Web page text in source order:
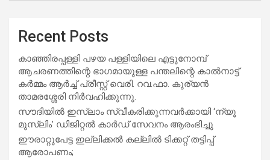
Recent Posts
കാഞ്ഞിരപ്പള്ളി പഴയ പള്ളിയിലെ എട്ടുനോമ്പ്
ആചരണത്തിന്റെ ഭാഗമായുള്ള പന്തലിന്റെ കാൽനാട്ട്
കർമ്മം ആർച്ച് പ്രീസ്റ്റ് വെരി. റവ.ഫാ. കുര്യൻ
താമരശ്ശേരി നിർവഹിക്കുന്നു.
സൗദിയില്‍ ഇസ്‌ലാം സ്വീകരിക്കുന്നവര്‍ക്കായി ‘ന്യൂ
മുസ്ലിം’ ഡിജിറ്റല്‍ കാര്‍ഡ് സേവനം ആരംഭിച്ചു
ഈരാറ്റുപേട്ട ഇല്ലിക്കൽ കല്ലിൽ ടിക്കറ്റ് തട്ടിപ്പ്
ആരോപണം;